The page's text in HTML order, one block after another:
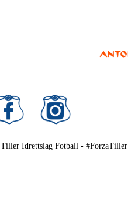
Tiller Idrettslag Fotball - #ForzaTiller